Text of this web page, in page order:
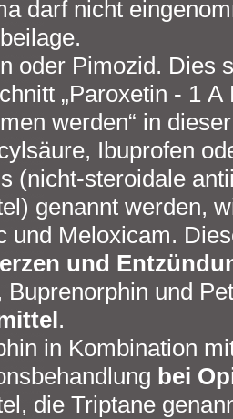
darf nicht
oder Pimozid. Dies
„Paroxetin - 1
werden“ in
Ibuprofen
(nicht-steroidale
genannt werden,
und Meloxicam.
und
Buprenorphin und
.
in Kombination
bei
die Triptane